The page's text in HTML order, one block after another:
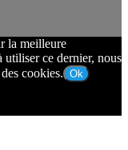
la meilleure
utiliser ce dernier, nous
cookies. Ok